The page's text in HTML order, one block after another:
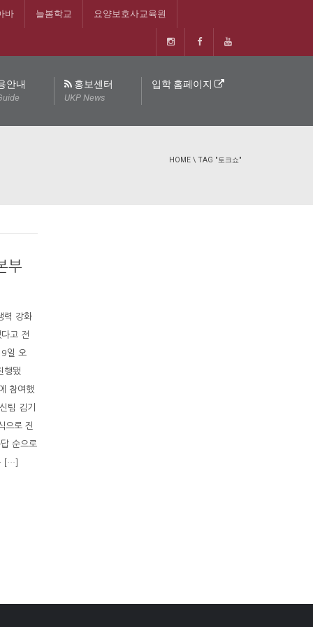
바 늘봄학교 요양보호사교육원
안내 홍보센터
UKP News
입학 홈페이지
HOME \ TAG "토크쇼"
부
력 강화
고 전
일 오
행됐
참여했
팀 김기
으로 진
순으로
[…]